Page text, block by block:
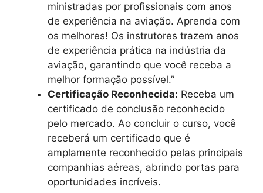
ministradas por profissionais com anos
de experiência na aviação. Aprenda com
os melhores! Os instrutores trazem anos
de experiência prática na indústria da
aviação, garantindo que você receba a
melhor formação possível.”
Certificação Reconhecida: Receba um
certificado de conclusão reconhecido
pelo mercado. Ao concluir o curso, você
receberá um certificado que é
amplamente reconhecido pelas principais
companhias aéreas, abrindo portas para
oportunidades incríveis.